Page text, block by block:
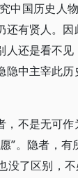
中国历史人
有贤人。
还是看不
中主宰此
不是无可
”。隐者，
了区别，